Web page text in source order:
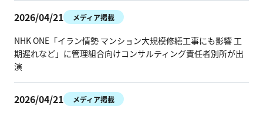
2026/04/21 メディア掲載
NHK ONE「イラン情勢 マンション大規模修繕工事にも影響 工
期遅れなど」に管理組合向けコンサルティング責任者別所が出
演
2026/04/21 メディア掲載